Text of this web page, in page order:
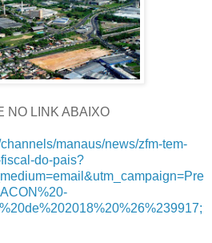
NO LINK ABAIXO
manaus/news/zfm-tem-
do-pais?